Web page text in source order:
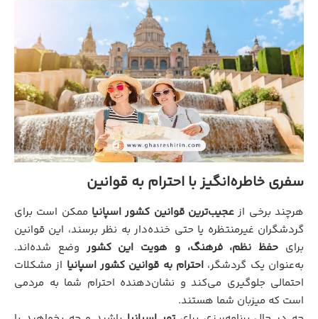
سفری خاطره‌انگیز با احترام به قوانین
هرچند برخی از عجیب‌ترین قوانین کشور اسپانیا ممکن است برای
گردشگران غیرمنتظره یا حتی خنده‌دار به نظر برسند، این قوانین
برای حفظ نظم، فرهنگ، و هویت این کشور وضع شده‌اند.
به‌عنوان یک گردشگر، احترام به قوانین کشور اسپانیا از مشکلات
احتمالی جلوگیری می‌کند و نشان‌دهنده احترام شما به مردمی
است که میزبان شما هستند.